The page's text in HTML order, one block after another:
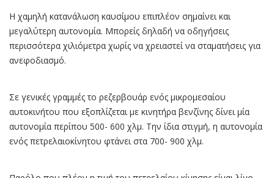
Η χαμηλή κατανάλωση καυσίμου επιπλέον σημαίνει και
μεγαλύτερη αυτονομία. Μπορείς δηλαδή να οδηγήσεις
περισσότερα χιλιόμετρα χωρίς να χρειαστεί να σταματήσεις για
ανεφοδιασμό.
Σε γενικές γραμμές το ρεζερβουάρ ενός μικρομεσαίου
αυτοκινήτου που εξοπλίζεται με κινητήρα βενζίνης δίνει μία
αυτονομία περίπου 500- 600 χλμ. Την ίδια στιγμή, η αυτονομία
ενός πετρελαιοκίνητου φτάνει στα 700- 900 χλμ.